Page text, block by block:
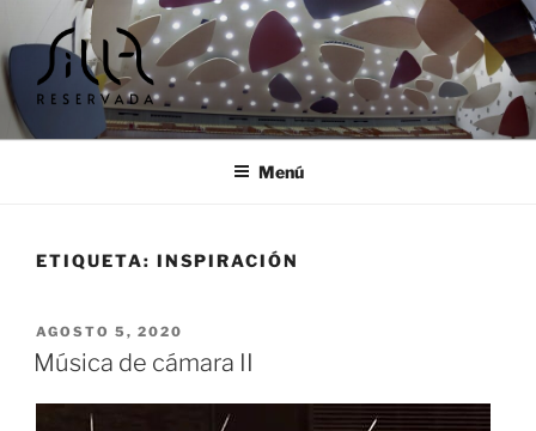
al
contenido
SILLA RESERVADA |
TALLERES Y ENCUENTROS
Cursos y encuentros musicales
Menú
ETIQUETA: INSPIRACIÓN
PUBLICADO
EL
AGOSTO 5, 2020
Música de cámara II